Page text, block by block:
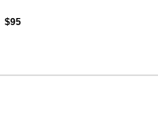
$95